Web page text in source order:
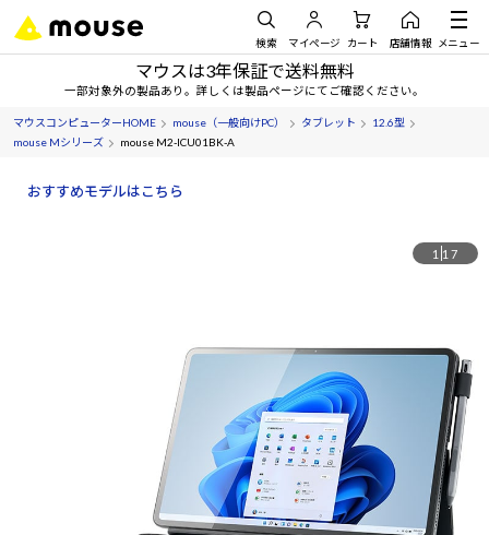
検索 マイページ カート 店舗情報 メニュー
マウスは3年保証で送料無料
一部対象外の製品あり。詳しくは製品ページにてご確認ください。
マウスコンピューターHOME mouse（一般向けPC） タブレット
12.6型
mouse Mシリーズ
mouse M2-ICU01BK-A
おすすめモデルはこちら
1 17